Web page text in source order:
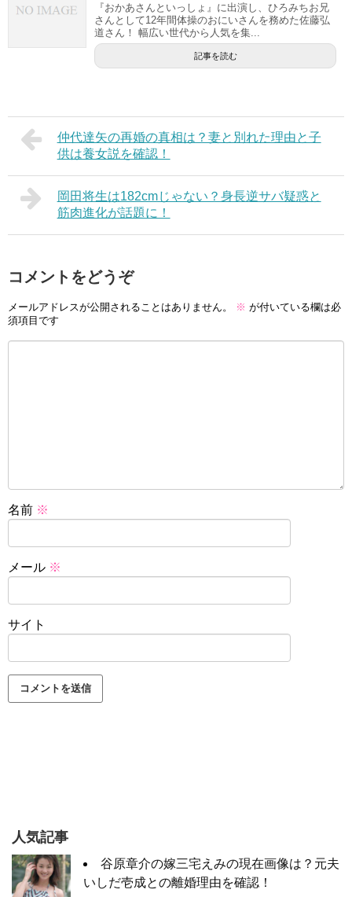
『おかあさんといっしょ』に出演し、ひろみちお兄
さんとして12年間体操のおにいさんを務めた佐藤弘
道さん！ 幅広い世代から人気を集...
記事を読む
仲代達矢の再婚の真相は？妻と別れた理由と子
供は養女説を確認！
岡田将生は182cmじゃない？身長逆サバ疑惑と
筋肉進化が話題に！
コメントをどうぞ
メールアドレスが公開されることはありません。 ※ が付いている欄は必
須項目です
名前 ※
メール ※
サイト
人気記事
谷原章介の嫁三宅えみの現在画像は？元夫
いしだ壱成との離婚理由を確認！